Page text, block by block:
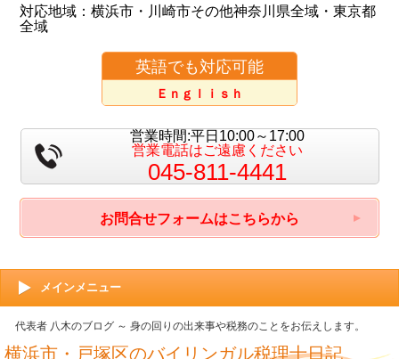
対応地域：横浜市・川崎市その他神奈川県全域・東京都
全域
英語でも対応可能
Ｅｎｇｌｉｓｈ
営業時間:平日10:00～17:00
営業電話はご遠慮ください
045-811-4441
お問合せフォームはこちらから
メインメニュー
代表者 八木のブログ ～ 身の回りの出来事や税務のことをお伝えします。
横浜市・戸塚区のバイリンガル税理士日記